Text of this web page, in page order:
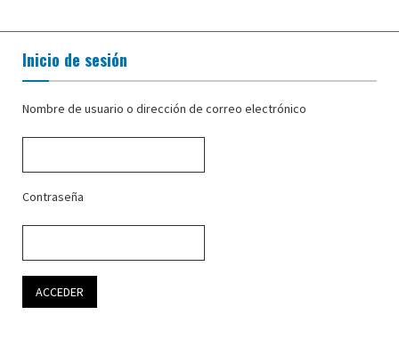
Inicio de sesión
Nombre de usuario o dirección de correo electrónico
Contraseña